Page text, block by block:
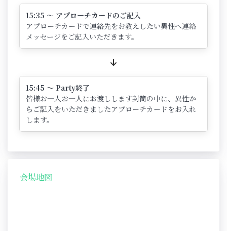
15:35 ～ アプローチカードのご記入
アプローチカードで連絡先をお教えしたい異性へ連絡
メッセージをご記入いただきます。
15:45 ～ Party終了
皆様お一人お一人にお渡しします封筒の中に、異性か
らご記入をいただきましたアプローチカードをお入れ
します。
会場地図